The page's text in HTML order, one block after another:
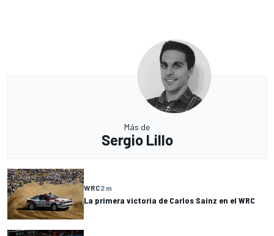
Más de
Sergio Lillo
WRC2 m
La primera victoria de Carlos Sainz en el WRC